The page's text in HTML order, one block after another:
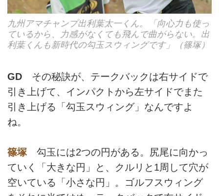
九州アマチャンプ出利葉太一くん。「向心力も使っ
ているから、力感がなくても飛んで曲がらない。出
利葉くんも新時代の勾玉スウィングです」（篠塚）
GD その秘訣が、テークバックは右サイドで
引き上げて、インパクトから左サイドでまた
引き上げる「勾玉スウィング」なんですよ
ね。
篠塚勾玉には2つの円がある。尻尾に向かっ
ていく「大きな円」と、クルリと1周して穴が
空いている「小さな円」。ゴルフスウィング